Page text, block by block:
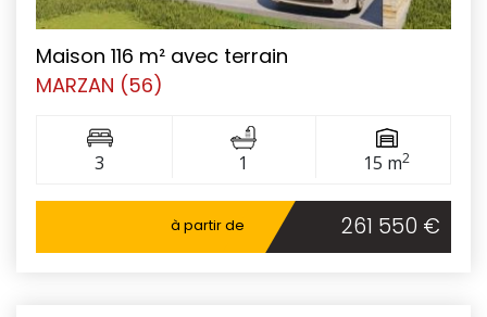
Maison 116 m² avec terrain
MARZAN (56)
3 1 15 m2
à partir de 261 550 €